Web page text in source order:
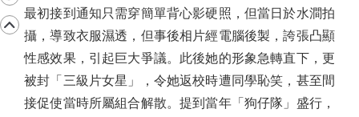
最初接到通知只需穿簡單背心影硬照，但當日於水澗拍
攝，導致衣服濕透，但事後相片經電腦後製，誇張凸顯
性感效果，引起巨大爭議。此後她的形象急轉直下，更
被封「三級片女星」，令她返校時遭同學恥笑，甚至間
接促使當時所屬組合解散。提到當年「狗仔隊」盛行，